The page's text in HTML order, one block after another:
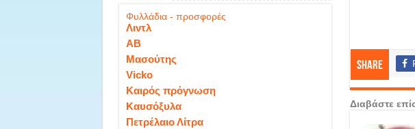
Share
Διαβάστε
Φυλλάδια - προσφορές
Λιντλ
ΑΒ
Μασούτης
Vicko
Καιρός πρόγνωση
Καυσόξυλα
Πετρέλαιο Λίτρα